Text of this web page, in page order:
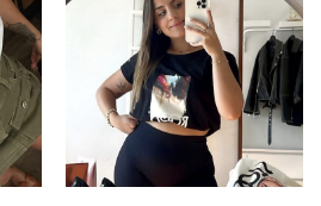
Adicionar
ao
Wishlist